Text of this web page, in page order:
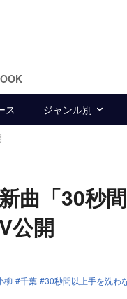
ス ジャンル別
曲「30秒
公開
柳 千葉 30秒間以上手を洗わ